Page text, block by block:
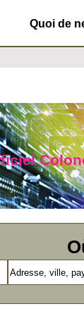
Quoi de